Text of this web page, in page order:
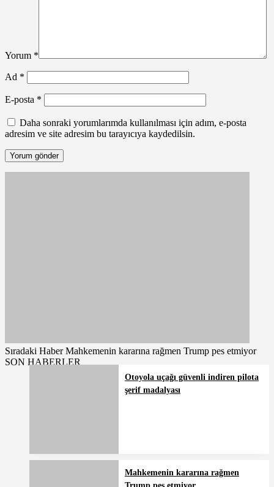
Yorum *
Ad *
E-posta *
Daha sonraki yorumlarımda kullanılması için adım, e-posta
adresim ve site adresim bu tarayıcıya kaydedilsin.
Sıradaki Haber Mahkemenin kararına rağmen Trump pes etmiyor
SON HABERLER
Otoyola uçağı güvenli indiren pilota
şerif madalyası
Mahkemenin kararına rağmen